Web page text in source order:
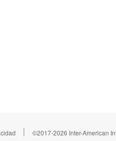
| ©2017-2026 Inter-American